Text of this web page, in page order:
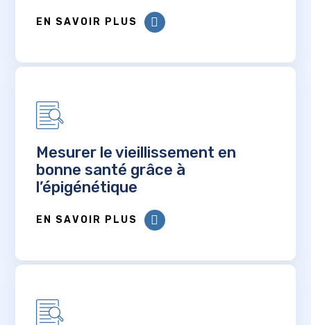
EN SAVOIR PLUS
Mesurer le vieillissement en
bonne santé grâce à
l’épigénétique
EN SAVOIR PLUS